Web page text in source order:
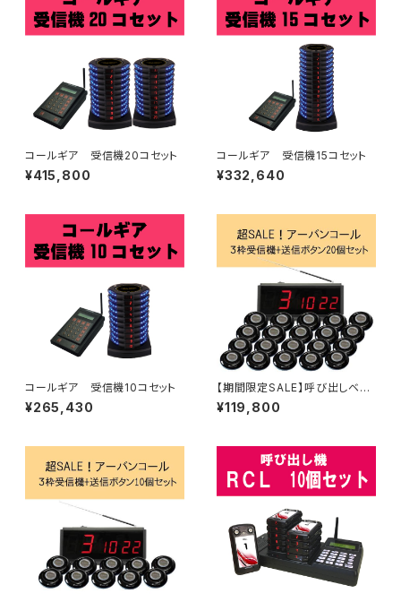
コールギア 受信機20コセット
¥415,800
コールギア 受信機15コセット
¥332,640
コールギア 受信機10コセット
¥265,430
【期間限定SALE】呼び出しベ
ル アーバンコール20 送信ボ
タン20個セット
¥119,800